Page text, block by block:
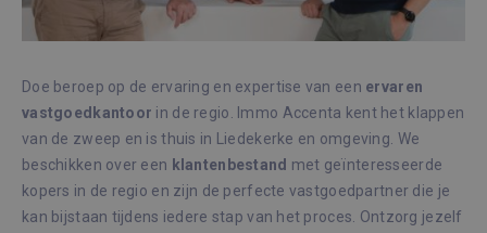
Doe beroep op de ervaring en expertise van een ervaren
vastgoedkantoor in de regio. Immo Accenta kent het klappen
van de zweep en is thuis in Liedekerke en omgeving. We
beschikken over een klantenbestand met geïnteresseerde
kopers in de regio en zijn de perfecte vastgoedpartner die je
kan bijstaan tijdens iedere stap van het proces. Ontzorg jezelf
Strikt noodzakelijke cookies maken de
kernfunctionaliteiten van de website mogelijk,
De website kan niet goed worden gebruikt
zonder de strikt noodzakelijke cookies.
Naam
Aanbieder /
Domein
Vervaldatum
www.google.com